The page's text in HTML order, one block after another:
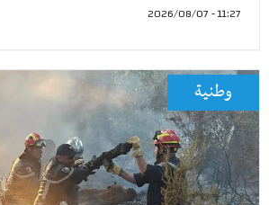
11:27 - 2026/08/07
وطنية